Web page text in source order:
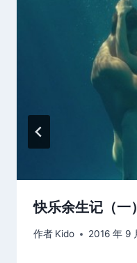
快乐余生记（一）
作者 Kido 2016 年 9